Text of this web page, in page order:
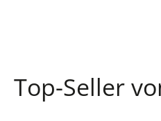
Top-Seller